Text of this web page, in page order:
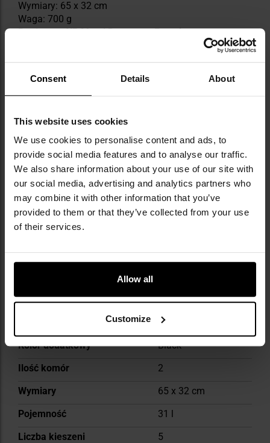
Consent Details About
This website uses cookies
We use cookies to personalise content and ads, to
provide social media features and to analyse our traffic.
We also share information about your use of our site with
our social media, advertising and analytics partners who
may combine it with other information that you’ve
provided to them or that they’ve collected from your use
of their services.
Allow all
Customize
Wymiary: 65 x 32 cm
Waga: 700 g
Producent:XP Metal Detectors, Francja
Informacja o producencie i bezpieczeństwo
DANE TECHNICZNE
Więcej
informacji
Kolor/kamuflaż
Odcienie zieleni
Zapięcie komory głównej
Zamek
Dedykowana kieszeń na
laptop
Nie
molle/pals
Nie
Kolor dodatkowy
Black
Ilość komór
2
Wymiary
65 x 32 cm
Pojemność
31 l
Liczba kieszeni
5